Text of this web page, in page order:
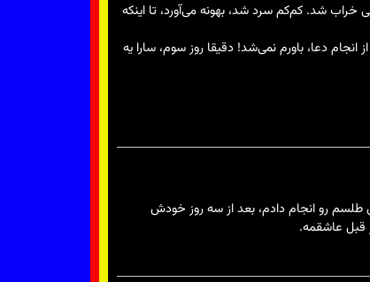
بود ازدواج کنیم، ولی یهو همه چی خراب شد. کم‌کم سرد شد، بهونه می‌آورد، تا اینکه
دعا، باورم نمی‌شد! دقیقا روز سوم، سارا یه
رو انجام دادم، بعد از سه روز خودش
قبل عاشقمه.